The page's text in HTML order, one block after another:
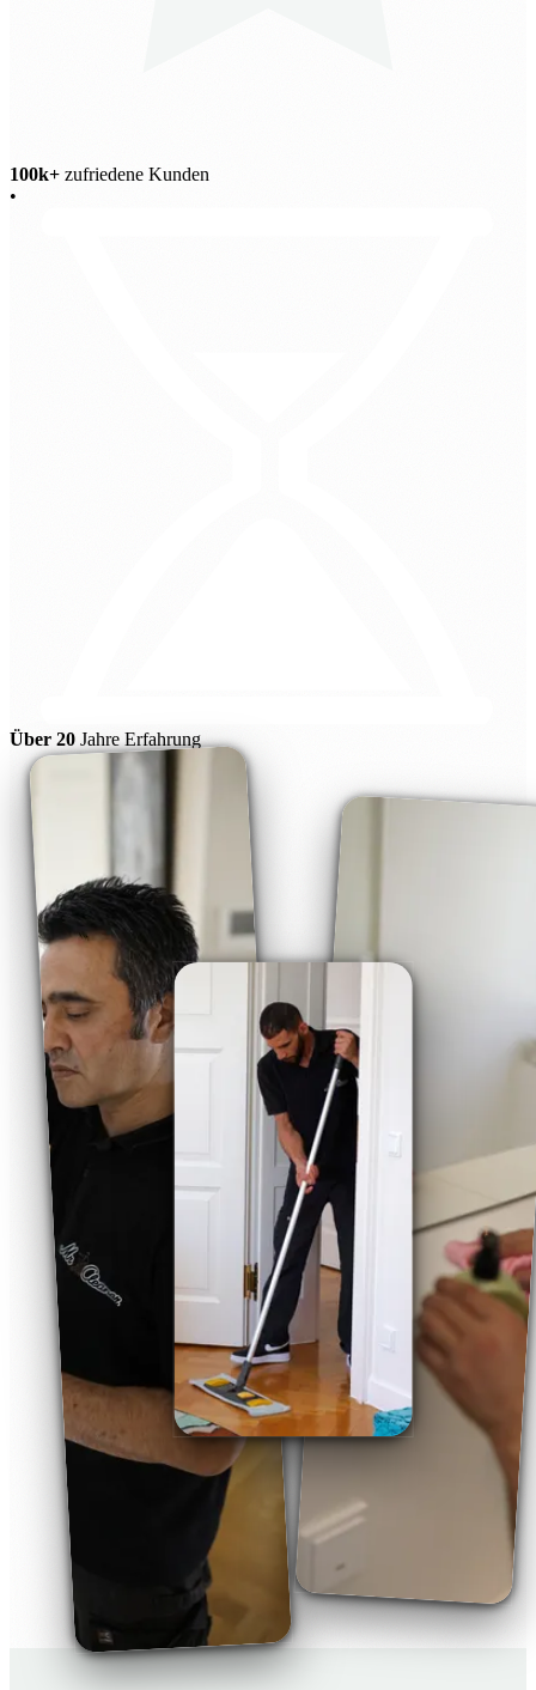
100k+ zufriedene Kunden
•
Über 20 Jahre Erfahrung